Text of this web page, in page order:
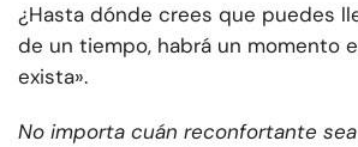
¿Hasta dónde crees que puedes
de un tiempo, habrá un momento
exista».
No importa cuán reconfortante